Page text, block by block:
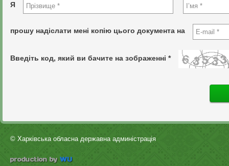
Я
прошу надіслати мені копію цього документа на
Введіть код, який ви бачите на зображенні *
© Харківська обласна державна админістрація